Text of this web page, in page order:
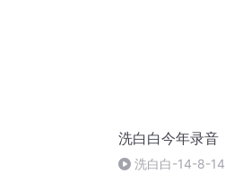
洗白白今年录音
洗白白-14-8-14